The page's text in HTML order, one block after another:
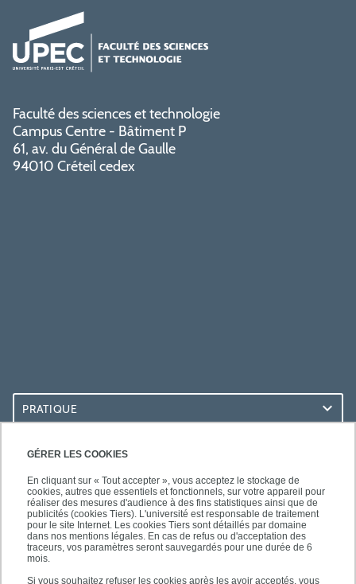
GÉRER LES COOKIES
En cliquant sur « Tout accepter », vous acceptez le stockage de
cookies, autres que essentiels et fonctionnels, sur votre appareil pour
réaliser des mesures d'audience à des fins statistiques ainsi que de
publicités (cookies Tiers). L'université est responsable de traitement
pour le site Internet. Les cookies Tiers sont détaillés par domaine
dans nos mentions légales. En cas de refus ou d'acceptation des
traceurs, vos paramètres seront sauvegardés pour une durée de 6
mois.
Si vous souhaitez refuser les cookies après les avoir acceptés, vous
Faculté des sciences et technologie
Campus Centre - Bâtiment P
61, av. du Général de Gaulle
94010 Créteil cedex
PRATIQUE
ACCÈS RAPIDES
SUIVEZ-NOUS